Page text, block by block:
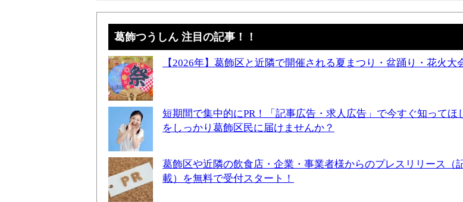
葛飾つうしん 注目の記事！！
【2026年】葛飾区と近隣で開催される夏まつり・盆踊り・花火大
短期間で集中的にPR！「記事広告・求人広告」で今すぐ知ってほ
をしっかり葛飾区民に届けませんか？
葛飾区や近隣の飲食店・企業・事業者様からのプレスリリース（
載）を無料で受付スタート！